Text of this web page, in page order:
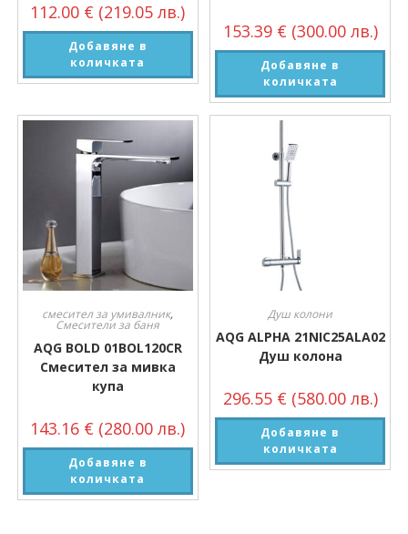
112.00 € (219.05 лв.)
Добавяне в
количката
153.39 € (300.00 лв.)
Добавяне в
количката
смесител за умивалник,
Смесители за баня
AQG BOLD 01BOL120CR
Смесител за мивка
купа
143.16 € (280.00 лв.)
Добавяне в
количката
Душ колони
AQG ALPHA 21NIC25ALA02
Душ колона
296.55 € (580.00 лв.)
Добавяне в
количката